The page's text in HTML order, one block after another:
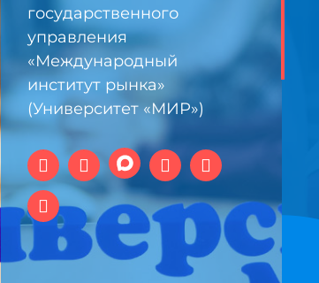
государственного
управления
«Международный
институт рынка»
(Университет «МИР»)